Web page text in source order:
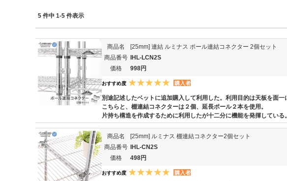
5 件中 1-5 件表示
商品名
[25mm] 連結 ルミナス ポール連結コネクター 2個セット
商品番号
IHL-LCN2S
価格
998円
おすすめ度 購入者
別途記述したベットに追加購入して利用した。利用目的は天板を面一
こちらと、棚連結コネクターは２個、延長ポール２本を使用。
片持ち構造を作成するために利用したが十二分に機能を発揮している。
商品名
[25mm] ルミナス 棚連結コネクター2個セット
商品番号
IHL-CN2S
価格
498円
おすすめ度 購入者